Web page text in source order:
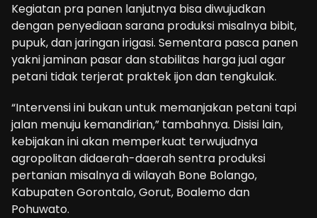
Kegiatan pra panen lanjutnya bisa diwujudkan
dengan penyediaan sarana produksi misalnya bibit,
pupuk, dan jaringan irigasi. Sementara pasca panen
yakni jaminan pasar dan stabilitas harga jual agar
petani tidak terjerat praktek ijon dan tengkulak.
“Intervensi ini bukan untuk memanjakan petani tapi
jalan menuju kemandirian,” tambahnya. Disisi lain,
kebijakan ini akan memperkuat terwujudnya
agropolitan didaerah-daerah sentra produksi
pertanian misalnya di wilayah Bone Bolango,
Kabupaten Gorontalo, Gorut, Boalemo dan
Pohuwato.